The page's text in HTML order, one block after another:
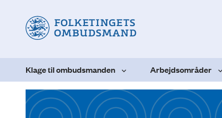
Klage til ombudsmanden Arbejdsområder